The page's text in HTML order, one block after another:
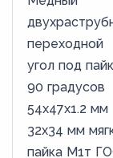
переходной
угол под
90 градусов
54х47х1.2 мм
32х34 мм
пайка М1т